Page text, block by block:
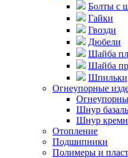
Болты с
Гайки
Гвозди
Дюбели
Шайба
Шайба
Огнеупорные
Шнур
Шнур
Отопление
Подшипники
Полимеры и